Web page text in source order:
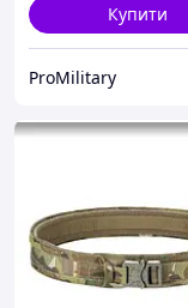
Купити
ProMilitary